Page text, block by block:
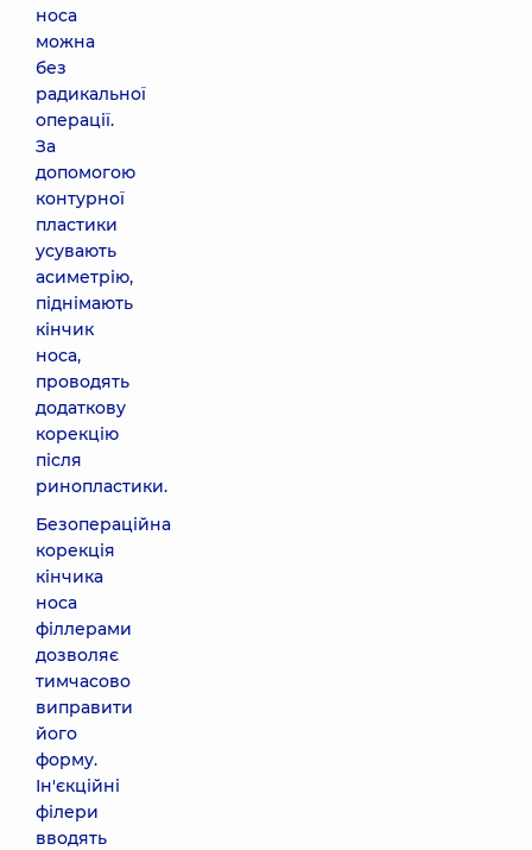
носа
можна
без
радикальної
операції.
За
допомогою
контурної
пластики
усувають
асиметрію,
піднімають
кінчик
носа,
проводять
додаткову
корекцію
після
ринопластики.
Безопераційна
корекція
кінчика
носа
філлерами
дозволяє
тимчасово
виправити
його
форму.
Ін'єкційні
філери
вводять